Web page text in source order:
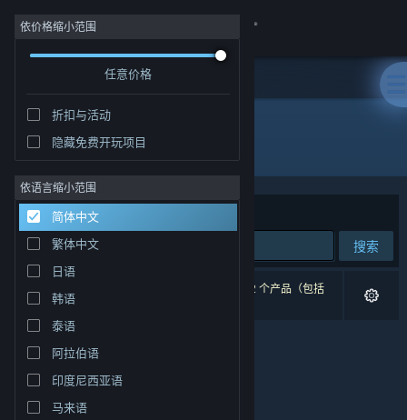
登录
社区
关于
客服
更改语言
获取 Steam 手机应用
查看桌面版网站
依价格缩小范围
任意价格
折扣与活动
隐藏免费开玩项目
依语言缩小范围
简体中文
繁体中文
日语
韩语
泰语
阿拉伯语
印度尼西亚语
马来语
"Rosenkreuzstilette"
排序依据 相关性
搜索
0 个匹配的搜索结果。 根据您的偏好，已排除了 2 个产品（包括
Rosenkreuzstilette